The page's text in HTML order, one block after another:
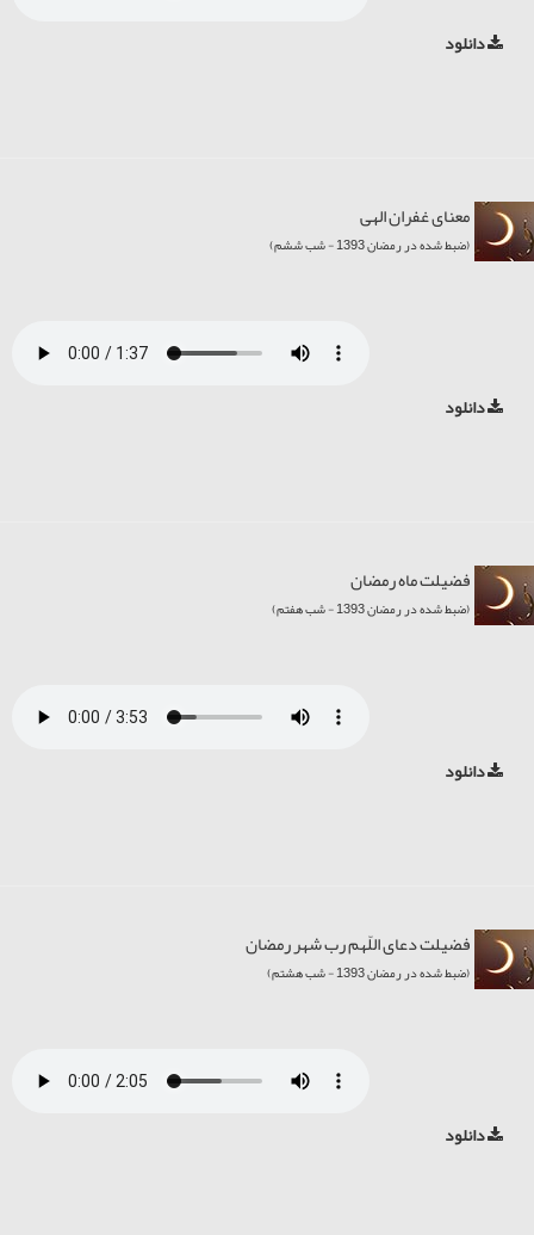
دانلود
معنای غفران الهی
(ضبط شده در رمضان 1393 - شب ششم)
دانلود
فضیلت ماه رمضان
(ضبط شده در رمضان 1393 - شب هفتم)
دانلود
فضیلت دعای اللّهم رب شهر رمضان
(ضبط شده در رمضان 1393 - شب هشتم)
دانلود